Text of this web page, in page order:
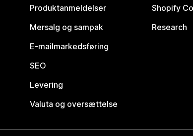
Produktanmeldelser
Mersalg og sampak
E-mailmarkedsføring
SEO
Levering
Valuta og oversættelse
Shopify
Research